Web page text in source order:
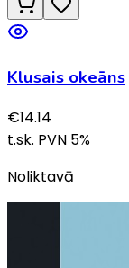
Klusais okeāns
€14.14
t.sk. PVN 5%
Noliktavā